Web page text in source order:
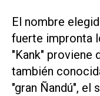
El nombre
fuerte impronta
"Kank" proviene
también
"gran Ñandú", el